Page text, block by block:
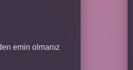
emin olmanız